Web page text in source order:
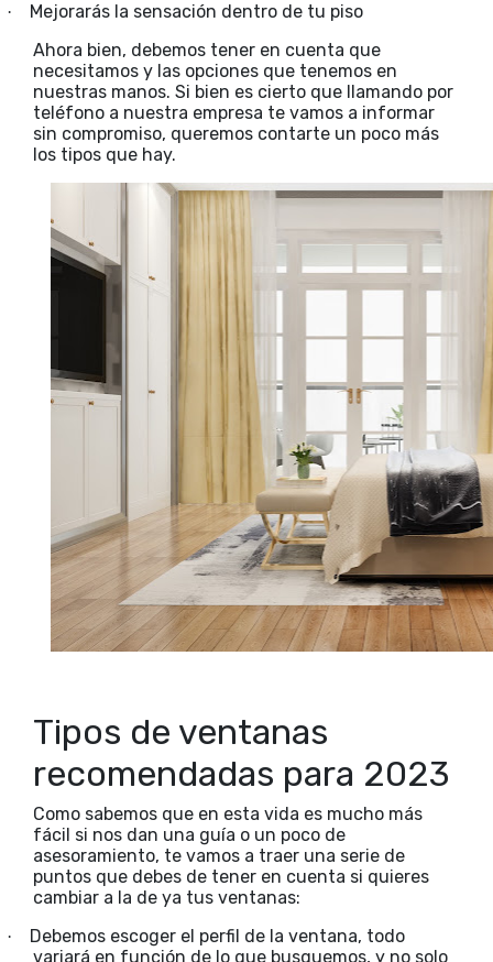
·
Mejorarás la sensación dentro de tu piso
Ahora bien, debemos tener en cuenta que
necesitamos y las opciones que tenemos en
nuestras manos. Si bien es cierto que llamando por
teléfono a nuestra empresa te vamos a informar
sin compromiso, queremos contarte un poco más
los tipos que hay.
Tipos de ventanas
recomendadas para 2023
Como sabemos que en esta vida es mucho más
fácil si nos dan una guía o un poco de
asesoramiento, te vamos a traer una serie de
puntos que debes de tener en cuenta si quieres
cambiar a la de ya tus ventanas:
·
Debemos escoger el perfil de la ventana, todo
variará en función de lo que busquemos, y no solo